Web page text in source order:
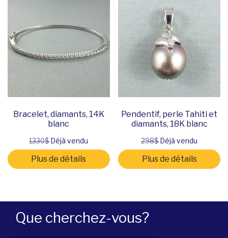
Que cherchez-vous?
Bracelet, diamants, 14K
blanc
1330$Déjà vendu
Plus de détails
Pendentif, perle Tahiti et
diamants, 18K blanc
298$Déjà vendu
Plus de détails